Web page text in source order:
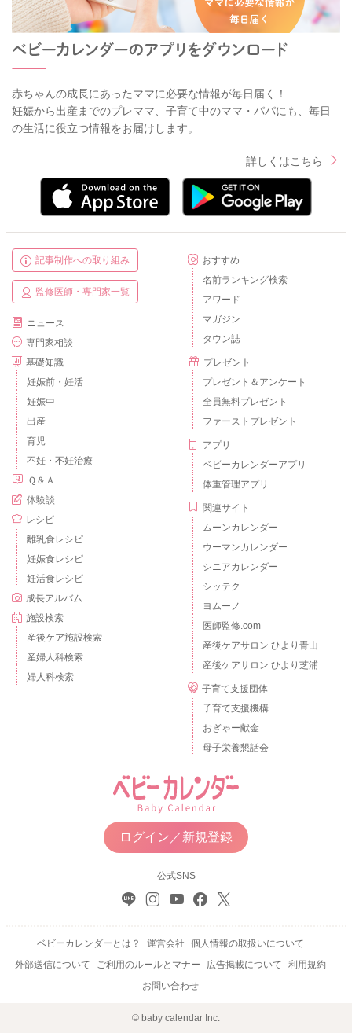
赤ちゃんの成長にあったママに必要な情報が毎日届く！
妊娠から出産までのプレママ、子育て中のママ・パパにも、毎日
の生活に役立つ情報をお届けします。
詳しくはこちら
記事制作への取り組み
監修医師・専門家一覧
ニュース
専門家相談
基礎知識
妊娠前・妊活
妊娠中
出産
育児
不妊・不妊治療
Ｑ＆Ａ
体験談
レシピ
離乳食レシピ
妊娠食レシピ
妊活食レシピ
成長アルバム
施設検索
産後ケア施設検索
産婦人科検索
婦人科検索
おすすめ
名前ランキング検索
アワード
マガジン
タウン誌
プレゼント
プレゼント＆アンケート
全員無料プレゼント
ファーストプレゼント
アプリ
ベビーカレンダーアプリ
体重管理アプリ
関連サイト
ムーンカレンダー
ウーマンカレンダー
シニアカレンダー
シッテク
ヨムーノ
医師監修.com
産後ケアサロン ひより青山
産後ケアサロン ひより芝浦
子育て支援団体
子育て支援機構
おぎゃー献金
母子栄養懇話会
ログイン／新規登録
公式SNS
ベビーカレンダーとは？ 運営会社
個人情報の取扱いについて
外部送信について
ご利用のルールとマナー 広告掲載について
利用規約
お問い合わせ
© baby calendar Inc.